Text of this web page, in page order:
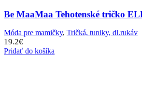
Be MaaMaa Tehotenské tričko
Móda pre mamičky, Tričká, tuniky, dl.rukáv
19.2€
Pridať do košíka